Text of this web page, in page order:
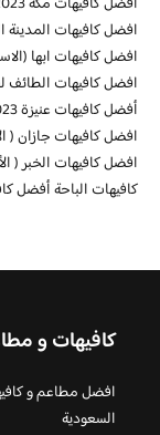
افضل كافيهات المدينة
افضل كافيهات ابها
افضل كافيهات الطائف لعام
أفضل كافيهات عنيزة 2023
افضل كافيهات جازان (
افضل كافيهات الخبر (
كافيهات الباحة أفضل
كافيهات و
افضل مطاعم و
السعودية